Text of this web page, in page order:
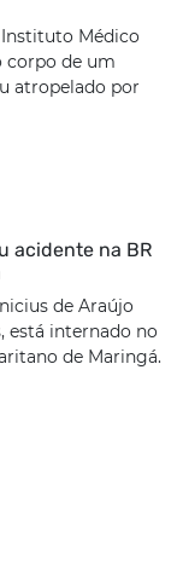
Médico
corpo de um
atropelado por
acidente na BR
de Araújo
está internado no
de Maringá.